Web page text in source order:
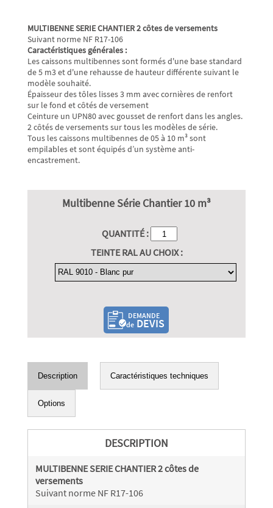
MULTIBENNE SERIE CHANTIER 2 côtes de versements
Suivant norme NF R17-106
Caractéristiques générales :
Les caissons multibennes sont formés d'une base standard
de 5 m3 et d'une rehausse de hauteur différente suivant le
modèle souhaité.
Épaisseur des tôles lisses 3 mm avec cornières de renfort
sur le fond et côtés de versement
Ceinture un UPN80 avec gousset de renfort dans les angles.
2 côtés de versements sur tous les modèles de série.
Tous les caissons multibennes de 05 à 10 m³ sont
empilables et sont équipés d’un système anti-
encastrement.
Multibenne Série Chantier 10 m³
QUANTITÉ :
TEINTE RAL AU CHOIX :
DEMANDE
deDEVIS
Description Caractéristiques techniques
Options
DESCRIPTION
MULTIBENNE SERIE CHANTIER 2 côtes de
versements
Suivant norme NF R17-106